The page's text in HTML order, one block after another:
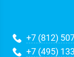
+7 (812)
+7 (495)